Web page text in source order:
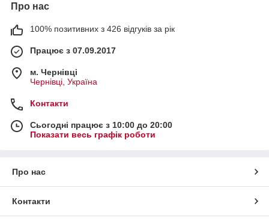
Про нас
100% позитивних з 426 відгуків за рік
Працює з 07.09.2017
м. Чернівці
Чернівці, Україна
Контакти
Сьогодні працює з 10:00 до 20:00
Показати весь графік роботи
Про нас
Контакти